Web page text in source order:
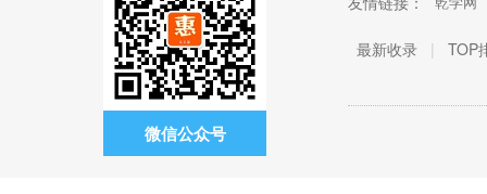
微信公众号
最新收录 | TOP